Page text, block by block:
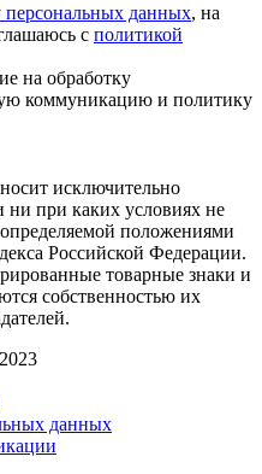
персональных данных, на
с политикой
на обработку
коммуникацию и политику
исключительно
при каких условиях не
положениями
Российской Федерации.
товарные знаки и
собственностью их
данных